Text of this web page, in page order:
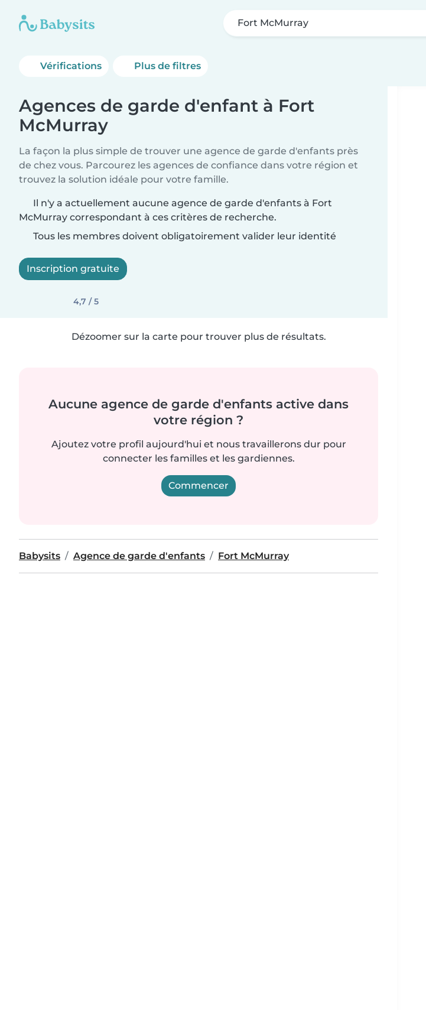
Fort McMurray
Vérifications Plus de filtres
Agences de garde d'enfant à Fort
McMurray
La façon la plus simple de trouver une agence de garde d'enfants près
de chez vous. Parcourez les agences de confiance dans votre région et
trouvez la solution idéale pour votre famille.
Il n'y a actuellement aucune agence de garde d'enfants à Fort
McMurray correspondant à ces critères de recherche.
Tous les membres doivent obligatoirement valider leur identité
Inscription gratuite
4,7 / 5
Dézoomer sur la carte pour trouver plus de résultats.
Aucune agence de garde d'enfants active dans
votre région ?
Ajoutez votre profil aujourd'hui et nous travaillerons dur pour
connecter les familles et les gardiennes.
Commencer
Babysits Agence de garde d'enfants Fort McMurray